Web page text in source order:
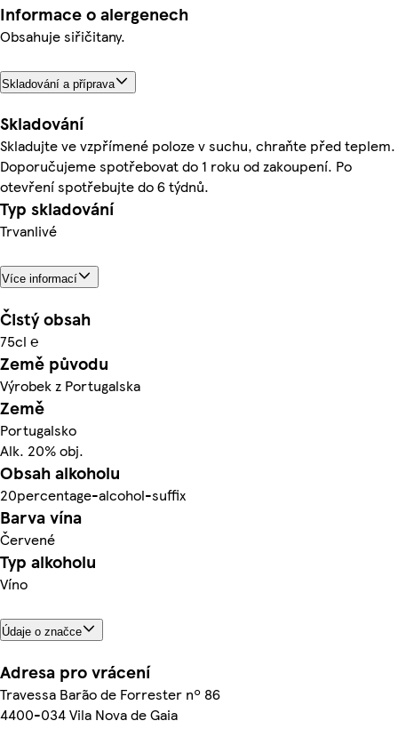
Informace o alergenech
Obsahuje siřičitany.
Skladování a příprava
Skladování
Skladujte ve vzpřímené poloze v suchu, chraňte před teplem.
Doporučujeme spotřebovat do 1 roku od zakoupení. Po
otevření spotřebujte do 6 týdnů.
Typ skladování
Trvanlivé
Více informací
Čistý obsah
75cl ℮
Země původu
Výrobek z Portugalska
Země
Portugalsko
Alk. 20% obj.
Obsah alkoholu
20percentage-alcohol-suffix
Barva vína
Červené
Typ alkoholu
Víno
Údaje o značce
Adresa pro vrácení
Travessa Barão de Forrester nº 86
4400-034 Vila Nova de Gaia